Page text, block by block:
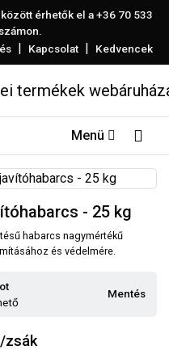
érhetők el a+36 70 533
| Kapcsolat | Kedvencek
Menü
- 25 kg
habarcs nagymértékű
és védelmére.
Mentés
zsák